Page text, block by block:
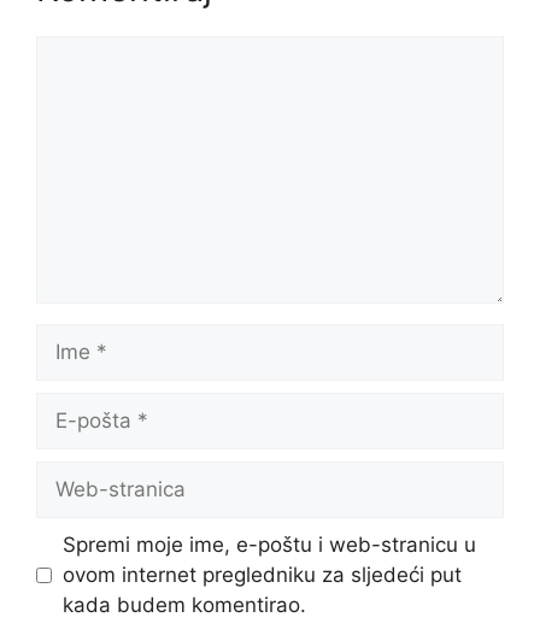
Ime
pošta
Web-
Spremi moje ime, e-poštu i web-stranicu u
ovom internet pregledniku za sljedeći put
kada budem komentirao.